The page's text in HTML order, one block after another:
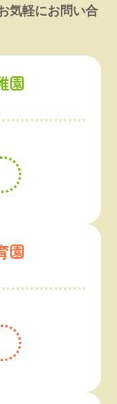
気軽にお問い合
園
園